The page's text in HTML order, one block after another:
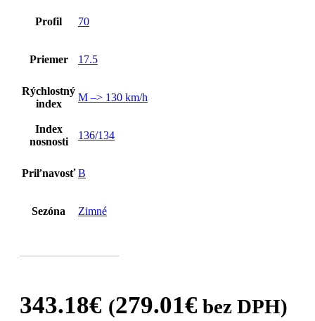
Profil 70
Priemer 17.5
Rýchlostný
index
M –> 130 km/h
Index
nosnosti
136/134
Priľnavosť B
Sezóna Zimné
343.18€ (279.01€ bez DPH)